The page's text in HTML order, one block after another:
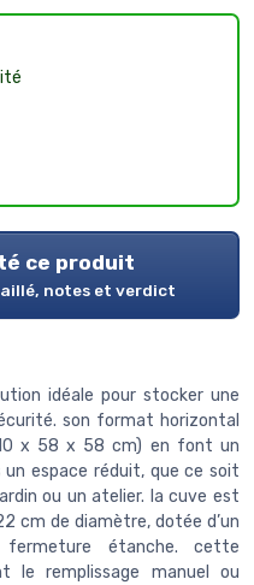
ce produit
notes et verdict
idéale pour stocker une
son format horizontal
x 58 x 58 cm) en font un
espace réduit, que ce soit
ou un atelier. la cuve est
cm de diamètre, dotée d’un
étanche. cette
le remplissage manuel ou